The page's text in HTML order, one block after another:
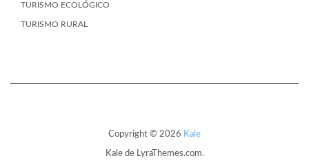
TURISMO ECOLÓGICO
TURISMO RURAL
Copyright © 2026 Kale
Kalede LyraThemes.com.